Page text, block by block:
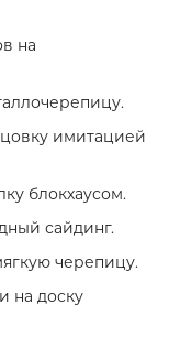
на
имитацией
блокхаусом.
сайдинг.
черепицу.
на доску